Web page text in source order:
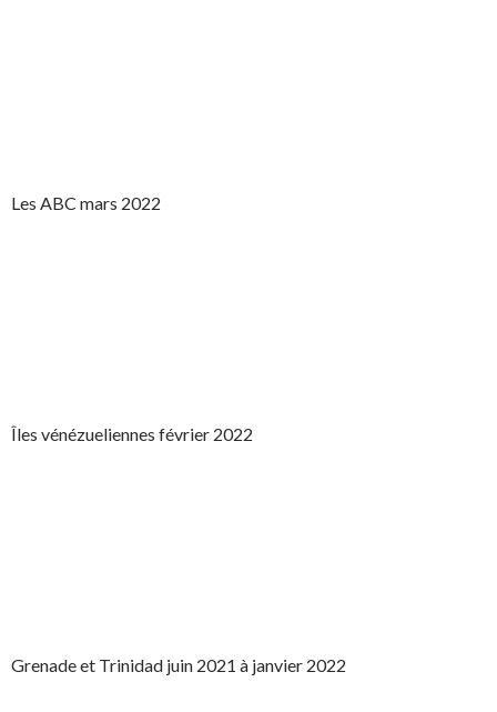
Les ABC mars 2022
Îles vénézueliennes février 2022
Grenade et Trinidad juin 2021 à janvier 2022